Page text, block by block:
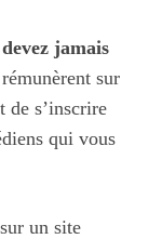
jamais
sur
de s’inscrire
qui vous
un site